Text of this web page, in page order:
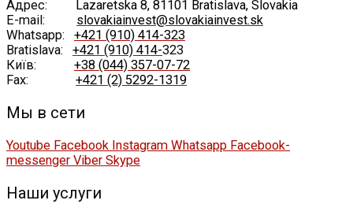
Адрес: Lazaretska 8, 81101 Bratislava, Slovakia
E-mail: slovakiainvest@slovakiainvest.sk
Whatsapp: +421 (910) 414-323
Bratislava: +421 (910) 414-323
Київ: +38 (044) 357-07-72
Fax: +421 (2) 5292-1319
Мы в сети
Youtube Facebook Instagram Whatsapp Facebook-
messenger Viber Skype
Наши услуги